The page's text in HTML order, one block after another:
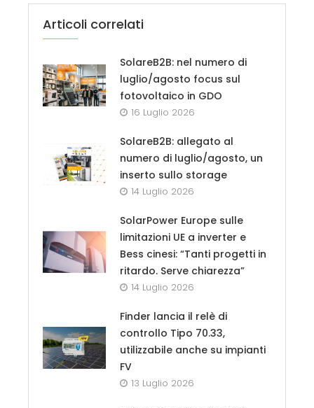
Articoli correlati
SolareB2B: nel numero di
luglio/agosto focus sul
fotovoltaico in GDO
16 Luglio 2026
SolareB2B: allegato al
numero di luglio/agosto, un
inserto sullo storage
14 Luglio 2026
SolarPower Europe sulle
limitazioni UE a inverter e
Bess cinesi: “Tanti progetti in
ritardo. Serve chiarezza”
14 Luglio 2026
Finder lancia il relè di
controllo Tipo 70.33,
utilizzabile anche su impianti
FV
13 Luglio 2026